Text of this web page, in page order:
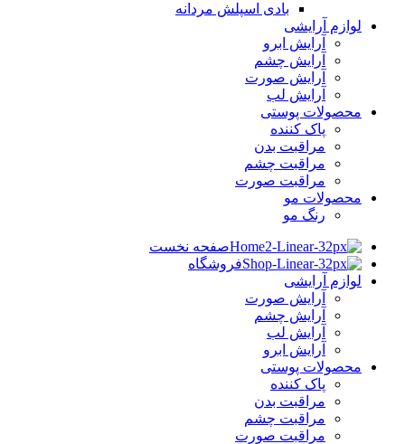
بادی اسپلش مردانه
لوازم آرایشی
آرایش ابرو
آرایش چشم
آرایش صورت
آرایش لب
محصولات پوستی
پاک کننده
مراقبت بدن
مراقبت چشم
مراقبت صورت
محصولات مو
رنگ مو
صفحه نخست
فروشگاه
لوازم آرایشی
آرایش صورت
آرایش چشم
آرایش لب
آرایش ابرو
محصولات پوستی
پاک کننده
مراقبت بدن
مراقبت چشم
مراقبت صورت